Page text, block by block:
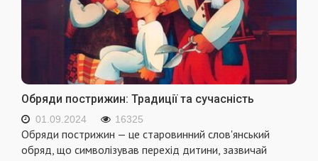
Обряди пострижин: Традиції та сучасність
01.09.2024 16325
Обряди пострижин — це старовинний слов'янський
обряд, що символізував перехід дитини, зазвичай